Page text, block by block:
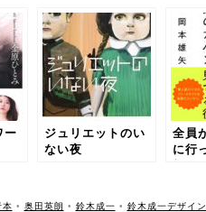
ー
ジュリエットのい
ない夜
全員
に行
本 • 奥田英朗 • 鈴木成一 • 鈴木成一デザイ